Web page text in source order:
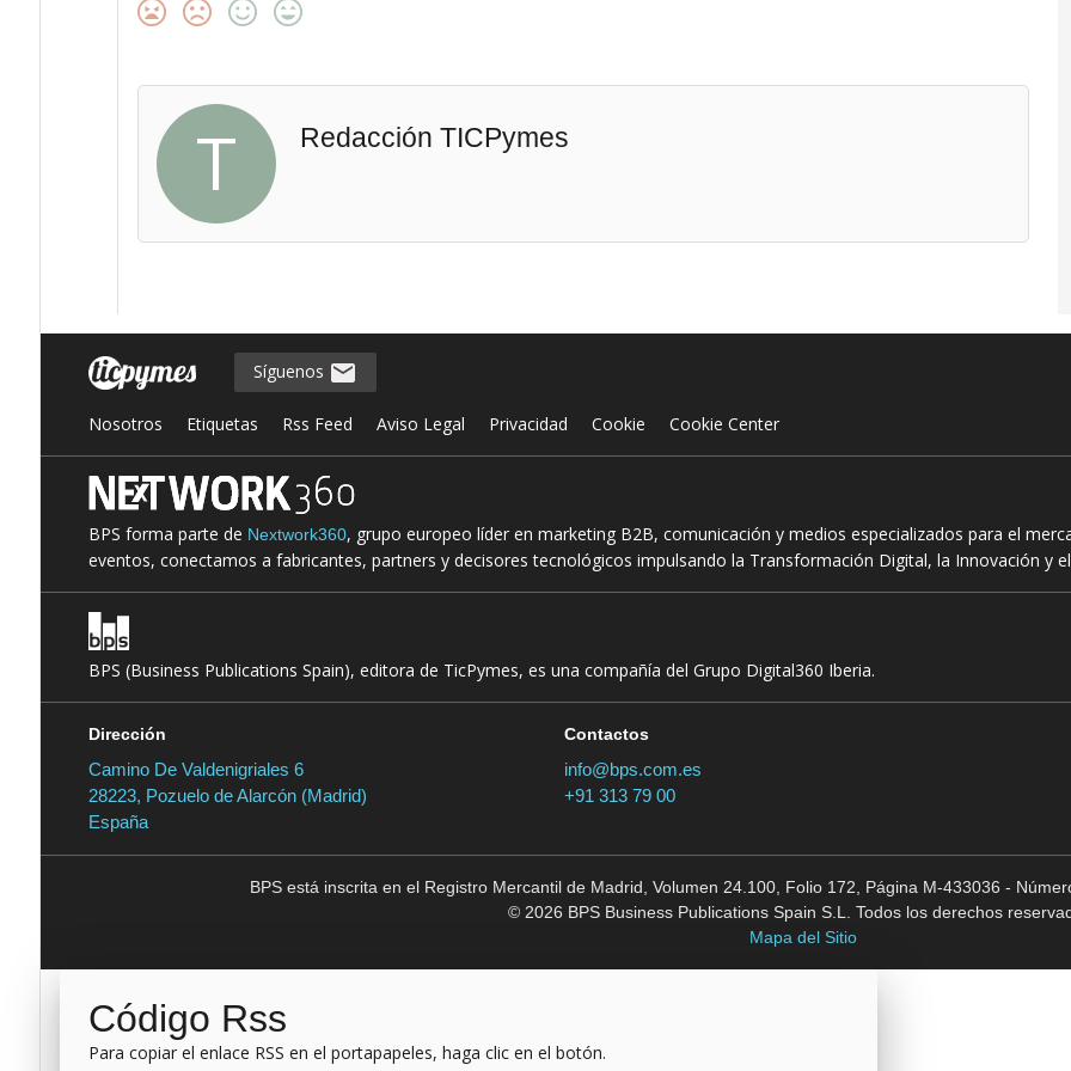
T Redacción TICPymes
Síguenos
Nosotros Etiquetas Rss Feed Aviso Legal Privacidad Cookie Cookie Center
BPS forma parte de Nextwork360, grupo europeo líder en marketing B2B, comunicación y medios especializados para el
eventos, conectamos a fabricantes, partners y decisores tecnológicos impulsando la Transformación Digital, la Innovación y
BPS (Business Publications Spain), editora de TicPymes, es una compañía del Grupo Digital360 Iberia.
Dirección
Camino De Valdenigriales 6
28223, Pozuelo de Alarcón (Madrid)
España
Contactos
info@bps.com.es
+91 313 79 00
BPS está inscrita en el Registro Mercantil de Madrid, Volumen 24.100, Folio 172, Página M-433036 -
© 2026 BPS Business Publications Spain S.L. Todos los derechos
Mapa del Sitio
Código Rss
Para copiar el enlace RSS en el portapapeles, haga clic en el botón.